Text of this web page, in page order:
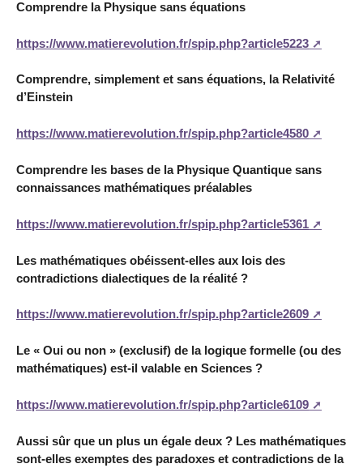
Comprendre la Physique sans équations
https://www.matierevolution.fr/spip.php?article5223
Comprendre, simplement et sans équations, la Relativité
d’Einstein
https://www.matierevolution.fr/spip.php?article4580
Comprendre les bases de la Physique Quantique sans
connaissances mathématiques préalables
https://www.matierevolution.fr/spip.php?article5361
Les mathématiques obéissent-elles aux lois des
contradictions dialectiques de la réalité ?
https://www.matierevolution.fr/spip.php?article2609
Le « Oui ou non » (exclusif) de la logique formelle (ou des
mathématiques) est-il valable en Sciences ?
https://www.matierevolution.fr/spip.php?article6109
Aussi sûr que un plus un égale deux ? Les mathématiques
sont-elles exemptes des paradoxes et contradictions de la